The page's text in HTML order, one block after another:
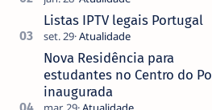
que não pediste, ban…
Listas IPTV legais Portugal
Nova Residência para
estudantes no Centro do
inaugurada